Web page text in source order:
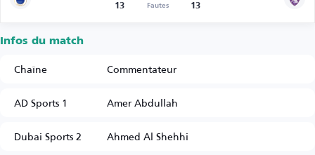
13
Fautes 13
Infos du match
Chaîne
Commentateur
AD Sports 1
Amer Abdullah
Dubai Sports 2
Ahmed Al Shehhi